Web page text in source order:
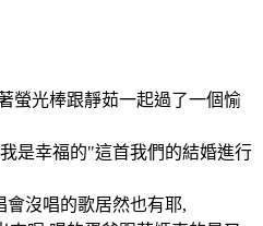
螢光棒跟靜茹一起過了一個愉
是幸福的"這首我們的結婚進行
沒唱的歌居然也有耶,